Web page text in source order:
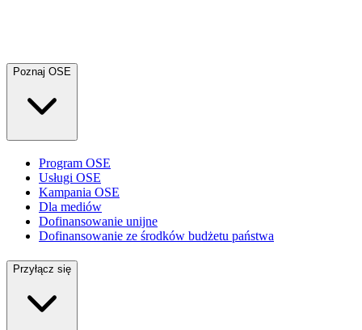
Poznaj OSE
Program OSE
Usługi OSE
Kampania OSE
Dla mediów
Dofinansowanie unijne
Dofinansowanie ze środków budżetu państwa
Przyłącz się